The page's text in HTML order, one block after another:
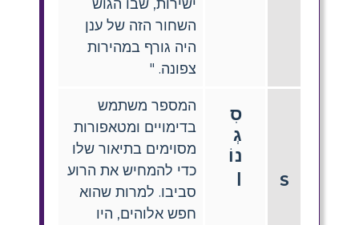
ישירות, שבו הגוש
השחור הזה של ענן
היה גורף במהירות
צפונה. "
S
סִ
גְ
נוֹ
ן
המספר משתמש
בדימויים ומטאפורות
מסוימים בתיאור שלו
כדי להמחיש את הרוע
סביבו. למרות שהוא
חפש אלוהים, היו